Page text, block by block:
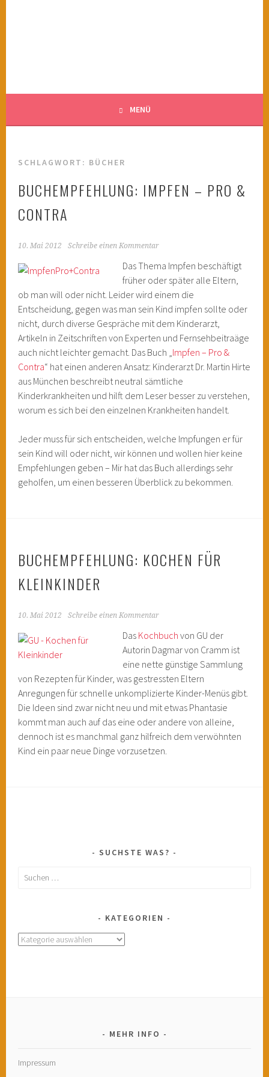
MENÜ
SCHLAGWORT: BÜCHER
BUCHEMPFEHLUNG: IMPFEN – PRO &
CONTRA
10. Mai 2012 Schreibe einen Kommentar
Das Thema Impfen beschäftigt
früher oder später alle Eltern,
ob man will oder nicht. Leider wird einem die
Entscheidung, gegen was man sein Kind impfen sollte oder
nicht, durch diverse Gespräche mit dem Kinderarzt,
Artikeln in Zeitschriften von Experten und Fernsehbeitraäge
auch nicht leichter gemacht. Das Buch „Impfen – Pro &
Contra“ hat einen anderen Ansatz: Kinderarzt Dr. Martin Hirte
aus München beschreibt neutral sämtliche
Kinderkrankheiten und hilft dem Leser besser zu verstehen,
worum es sich bei den einzelnen Krankheiten handelt.
Jeder muss für sich entscheiden, welche Impfungen er für
sein Kind will oder nicht, wir können und wollen hier keine
Empfehlungen geben – Mir hat das Buch allerdings sehr
geholfen, um einen besseren Überblick zu bekommen.
BUCHEMPFEHLUNG: KOCHEN FÜR
KLEINKINDER
10. Mai 2012 Schreibe einen Kommentar
Das Kochbuch von GU der
Autorin Dagmar von Cramm ist
eine nette günstige Sammlung
von Rezepten für Kinder, was gestressten Eltern
Anregungen für schnelle unkomplizierte Kinder-Menüs gibt.
Die Ideen sind zwar nicht neu und mit etwas Phantasie
kommt man auch auf das eine oder andere von alleine,
dennoch ist es manchmal ganz hilfreich dem verwöhnten
Kind ein paar neue Dinge vorzusetzen.
SUCHSTE WAS?
Suchen
KATEGORIEN
Kategorien
MEHR INFO
Impressum